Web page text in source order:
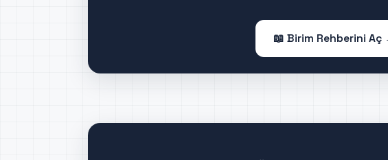
📖 Birim Rehberini Aç